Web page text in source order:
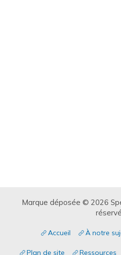
Marque déposée © 2026
Accueil À notre
Plan de site Ressources